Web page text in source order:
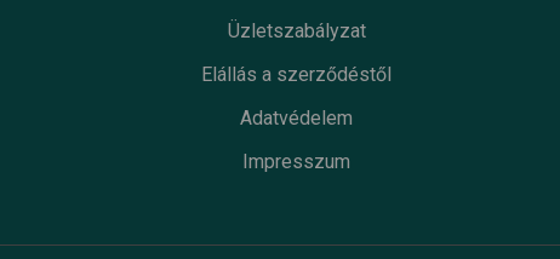
Üzletszabályzat
Elállás a szerződéstől
Adatvédelem
Impresszum